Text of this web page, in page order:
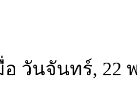
อ วันจันทร์, 22